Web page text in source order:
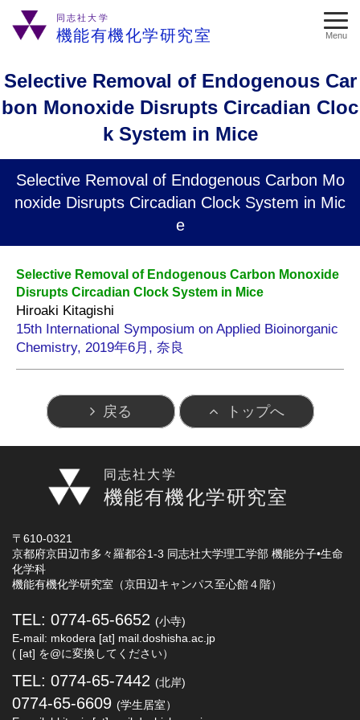
同志社大学
機能有機化学研究室 Menu
Selective Removal of Endogenous Car
bon Monoxide Disrupts Circadian Cloc
k System in Mice
Selective Removal of Endogenous Carbon Mo
noxide Disrupts Circadian Clock System in Mic
e
Selective Removal of Endogenous Carbon Monoxide
Disrupts Circadian Clock System in Mice
Hiroaki Kitagishi
15th International Symposium on Applied Bioinorganic
Chemistry, 2019年6月, 奈良
戻る トップへ
同志社大学
機能有機化学研究室
〒610-0321
京都府京田辺市多々羅都谷1-3 同志社大学理工学部 機能分子•生命
化学科
機能有機化学研究室（京田辺キャンパス至心館４階）
TEL: 0774-65-6652 (小寺)
E-mail: mkodera [at] mail.doshisha.ac.jp
( [at] を@に変換してください）
TEL: 0774-65-7442 (北岸)
0774-65-6609 (学生居室）